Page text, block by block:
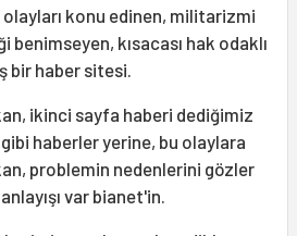
konu edinen, militarizmi
kısacası hak odaklı
bir haber sitesi.
ikinci sayfa haberi dediğimiz
haberler yerine, bu olaylara
problemin nedenlerini gözler
var bianet'in.